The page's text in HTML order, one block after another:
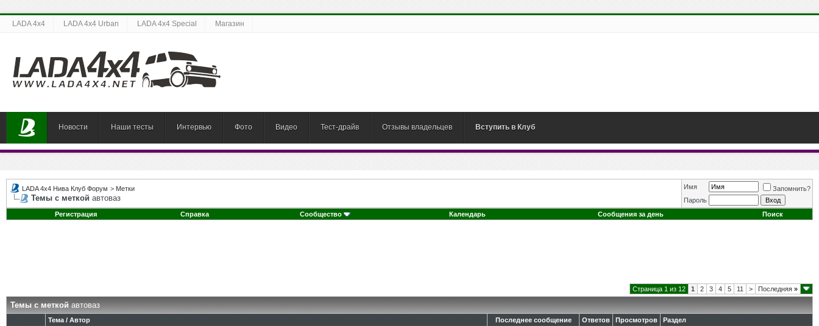
LADA 4x4 LADA 4x4 Urban LADA 4x4 Special Магазин
Новости Наши тесты Интервью Фото Видео Тест-драйв Отзывы владельцев Вступить в Клуб
LADA 4x4 Нива Клуб Форум > Метки
Темы с меткой автоваз
Имя
Запомнить?
Пароль
Регистрация
Справка Сообщество Календарь Сообщения за день Поиск
Страница 1 из 12 1 2 3 4 5 11 > Последняя »
Темы с меткойавтоваз
Тема / Автор Последнее сообщение Ответов Просмотров Раздел